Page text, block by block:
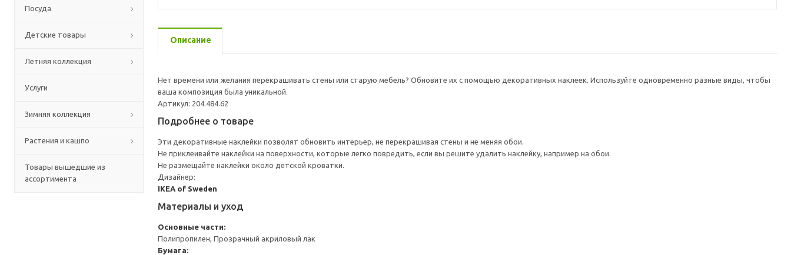
Посуда
Детские товары
Летняя коллекция
Услуги
Зимняя коллекция
Растения и кашпо
Товары вышедшие из
ассортимента
Описание
Нет времени или желания перекрашивать стены или старую мебель? Обновите их с помощью декоративных наклеек. Используйте одновременно разные виды, чтобы
ваша композиция была уникальной.
Артикул: 204.484.62
Подробнее о товаре
Эти декоративные наклейки позволят обновить интерьер, не перекрашивая стены и не меняя обои.
Не приклеивайте наклейки на поверхности, которые легко повредить, если вы решите удалить наклейку, например на обои.
Не размещайте наклейки около детской кроватки.
Дизайнер:
IKEA of Sweden
Материалы и уход
Основные части:
Полипропилен, Прозрачный акриловый лак
Бумага: